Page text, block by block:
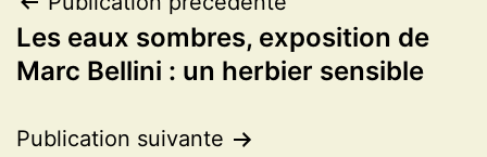
de
Les eaux sombres, exposition de
Marc Bellini : un herbier sensible
Publication suivante